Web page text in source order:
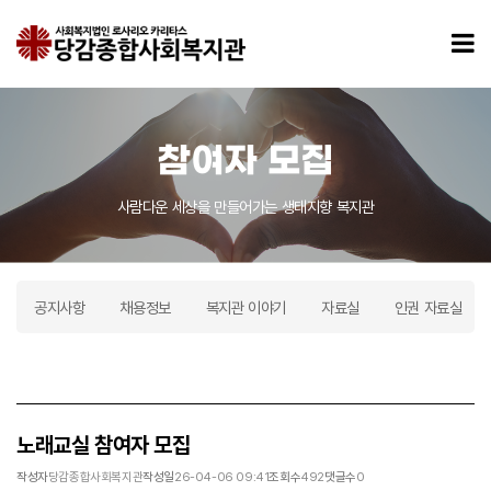
참여자 모집
사람다운 세상을 만들어가는 생태지향 복지관
공지사항 채용정보 복지관 이야기 자료실 인권 자료실
노래교실 참여자 모집
작성자당감종합사회복지관작성일26-04-06 09:41조회수492댓글수0